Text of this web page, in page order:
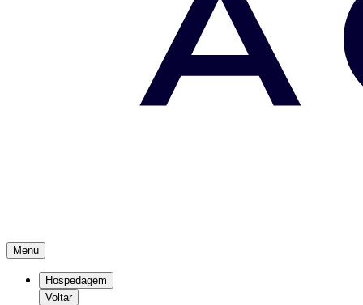
Menu
Hospedagem
Voltar